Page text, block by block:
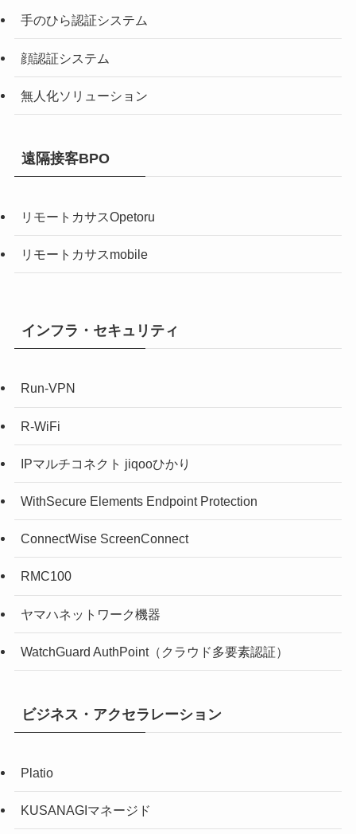
手のひら認証システム
顔認証システム
無人化ソリューション
遠隔接客BPO
リモートカサスOpetoru
リモートカサスmobile
インフラ・セキュリティ
Run-VPN
R-WiFi
IPマルチコネクト jiqooひかり
WithSecure Elements Endpoint Protection
ConnectWise ScreenConnect
RMC100
ヤマハネットワーク機器
WatchGuard AuthPoint（クラウド多要素認証）
ビジネス・アクセラレーション
Platio
KUSANAGIマネージド